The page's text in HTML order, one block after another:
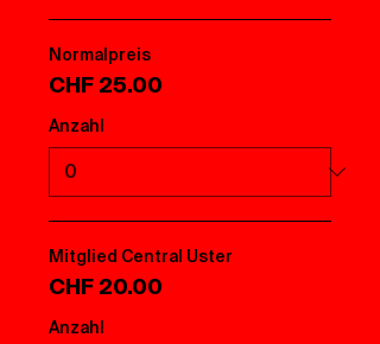
Normalpreis
CHF 25.00
Anzahl
Mitglied Central Uster
CHF 20.00
Anzahl